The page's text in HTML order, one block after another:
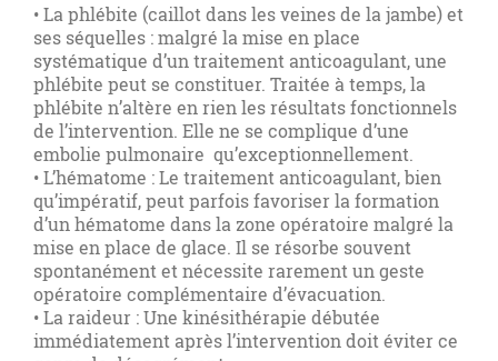
• La phlébite (caillot dans les veines de la jambe) et
ses séquelles : malgré la mise en place
systématique d’un traitement anticoagulant, une
phlébite peut se constituer. Traitée à temps, la
phlébite n’altère en rien les résultats fonctionnels
de l’intervention. Elle ne se complique d’une
embolie pulmonaire qu’exceptionnellement.
• L’hématome : Le traitement anticoagulant, bien
qu’impératif, peut parfois favoriser la formation
d’un hématome dans la zone opératoire malgré la
mise en place de glace. Il se résorbe souvent
spontanément et nécessite rarement un geste
opératoire complémentaire d’évacuation.
• La raideur : Une kinésithérapie débutée
immédiatement après l’intervention doit éviter ce